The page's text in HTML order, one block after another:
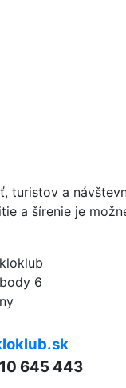
turistov a
a šírenie je
6
645 443